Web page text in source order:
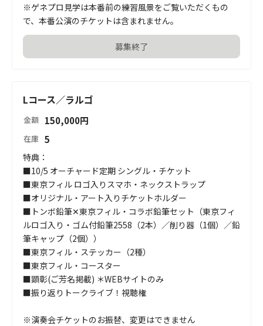
※ゲネプロ見学は本番前の練習風景をご覧いただくもの
で、本番公演のチケットは含まれません。
募集終了
Lコース／ラルゴ
金額 150,000円
在庫 5
特典：
■10/5 オーチャード定期 シングル・チケット
■東京フィル ロゴ入りスマホ・ネックストラップ
■オリジナル・アート入りチケットホルダー
■トンボ鉛筆✕東京フィル・コラボ鉛筆セット（東京フィ
ルロゴ入り・ゴム付鉛筆2558（2本）／削り器（1個）／鉛
筆キャップ（2個））
■東京フィル・ステッカー（2種）
■東京フィル・コースター
■顕彰(ご芳名掲載) ＊WEBサイトのみ
■振り返りトークライブ！視聴権
※演奏会チケットのお振替、変更はできません